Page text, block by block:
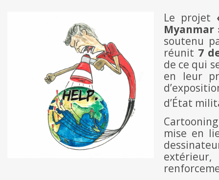
Le projet
Myanmar
soutenu
réunit 7
de ce qui
en leur
d’État
mise en